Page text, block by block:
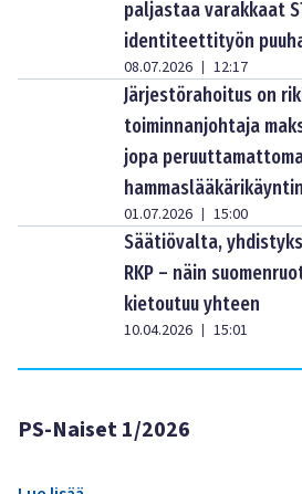
paljastaa varakkaat
identiteettityön
08.07.2026 | 12:17
Järjestörahoitus on
toiminnanjohtaja
jopa
01.07.2026 | 15:00
Säätiövalta,
RKP – näin
kietoutuu yhteen
10.04.2026 | 15:01
PS-Naiset 1/2026